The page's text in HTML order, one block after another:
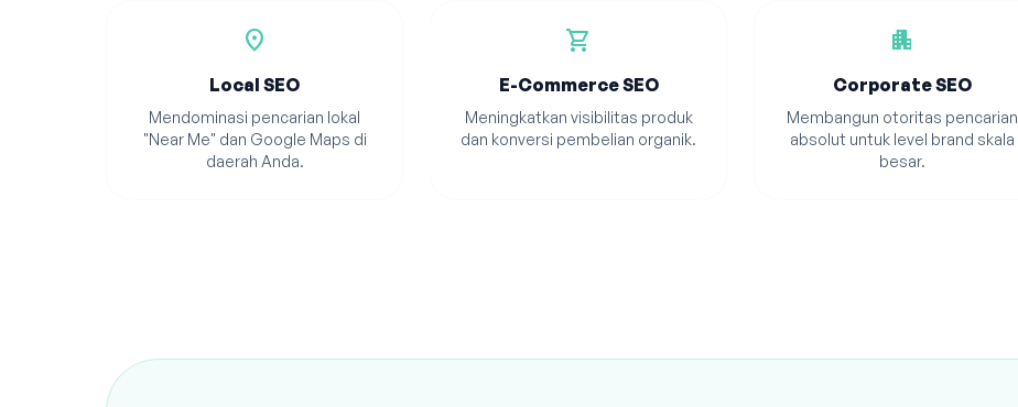
location_on
Local SEO
Mendominasi pencarian lokal
"Near Me" dan Google Maps di
daerah Anda.
shopping_cart
E-Commerce SEO
Meningkatkan visibilitas produk
dan konversi pembelian organik.
apartment
Corporate SEO
Membangun otoritas pencarian
absolut untuk level brand skala
besar.